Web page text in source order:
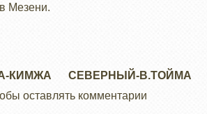
Мезени.
КИМЖА
СЕВЕРНЫЙ-В.ТОЙМА
оставлять комментарии